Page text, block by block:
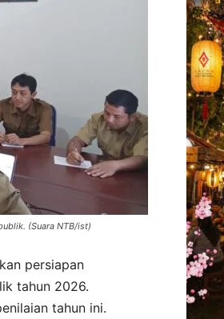
(Suara NTB/ist)
persiapan
tahun 2026.
tahun ini.